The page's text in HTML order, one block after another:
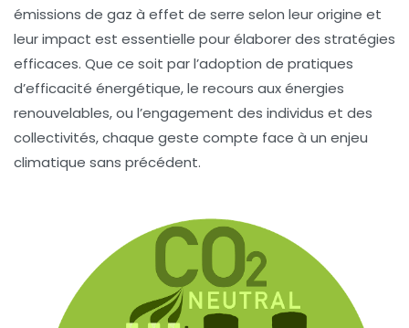
émissions de gaz à effet de serre selon leur origine et
leur impact est essentielle pour élaborer des stratégies
efficaces. Que ce soit par l’adoption de pratiques
d’efficacité énergétique, le recours aux énergies
renouvelables, ou l’engagement des individus et des
collectivités, chaque geste compte face à un enjeu
climatique sans précédent.